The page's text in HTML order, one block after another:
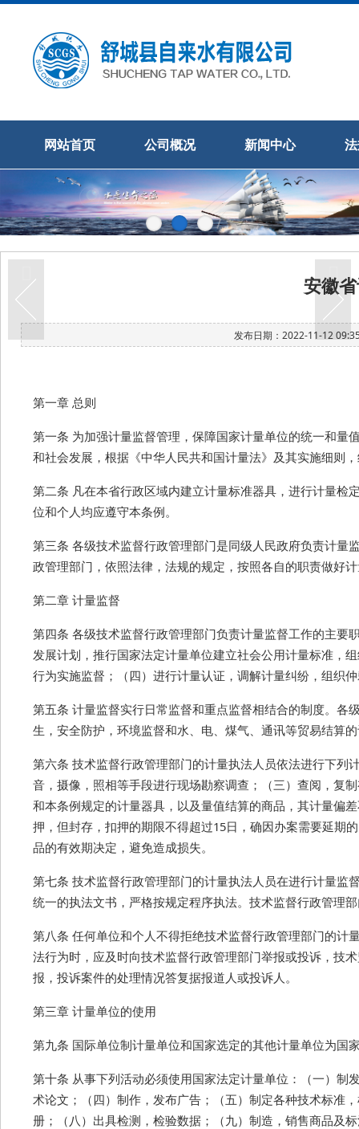
网站首页 公司概况 新闻中心
安徽
发布日期：2022-11-12
第一章 总则
第一条 为加强计量监督管理，保障国家计量单位的统一和量
和社会发展，根据《中华人民共和国计量法》及其实施细则
第二条 凡在本省行政区域内建立计量标准器具，进行计量检
位和个人均应遵守本条例。
第三条 各级技术监督行政管理部门是同级人民政府负责计量
政管理部门，依照法律，法规的规定，按照各自的职责做好
第二章 计量监督
第四条 各级技术监督行政管理部门负责计量监督工作的主要
发展计划，推行国家法定计量单位建立社会公用计量标准，
行为实施监督；（四）进行计量认证，调解计量纠纷，组织
第五条 计量监督实行日常监督和重点监督相结合的制度。各
生，安全防护，环境监督和水、电、煤气、通讯等贸易结算
第六条 技术监督行政管理部门的计量执法人员依法进行下列
音，摄像，照相等手段进行现场勘察调查；（三）查阅，复
和本条例规定的计量器具，以及量值结算的商品，其计量偏
押，但封存，扣押的期限不得超过15日，确因办案需要延期
品的有效期决定，避免造成损失。
第七条 技术监督行政管理部门的计量执法人员在进行计量监
统一的执法文书，严格按规定程序执法。技术监督行政管理
第八条 任何单位和个人不得拒绝技术监督行政管理部门的计
法行为时，应及时向技术监督行政管理部门举报或投诉，技
报，投诉案件的处理情况答复据报道人或投诉人。
第三章 计量单位的使用
第九条 国际单位制计量单位和国家选定的其他计量单位为国
第十条 从事下列活动必须使用国家法定计量单位：（一）制
术论文；（四）制作，发布广告；（五）制定各种技术标准
册；（八）出具检测，检验数据；（九）制造，销售商品及